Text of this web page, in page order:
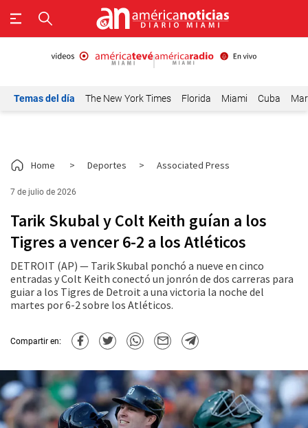
Temas del día The New York Times Florida Miami Cuba
Home > Deportes > Associated Press
7 de julio de 2026
Tarik Skubal y Colt Keith guían a los
Tigres a vencer 6-2 a los Atléticos
DETROIT (AP) — Tarik Skubal ponchó a nueve en cinco
entradas y Colt Keith conectó un jonrón de dos carreras para
guiar a los Tigres de Detroit a una victoria la noche del
martes por 6-2 sobre los Atléticos.
Compartir en: